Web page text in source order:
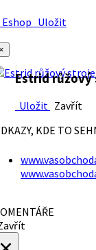
Uložit
Estrid
Uložit Zavřít
KDE TO